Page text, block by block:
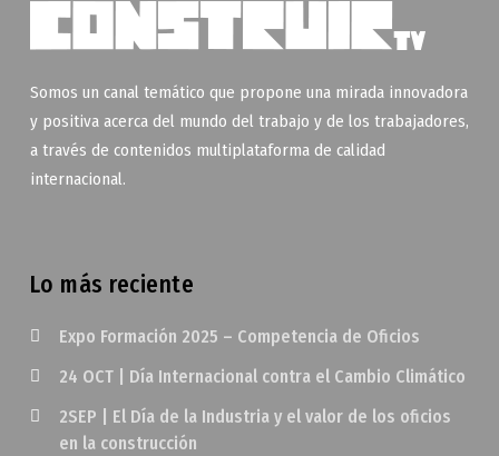
Somos un canal temático que propone una mirada innovadora
y positiva acerca del mundo del trabajo y de los trabajadores,
a través de contenidos multiplataforma de calidad
internacional.
Lo más reciente
Expo Formación 2025 – Competencia de Oficios
24 OCT | Día Internacional contra el Cambio Climático
2SEP | El Día de la Industria y el valor de los oficios
en la construcción